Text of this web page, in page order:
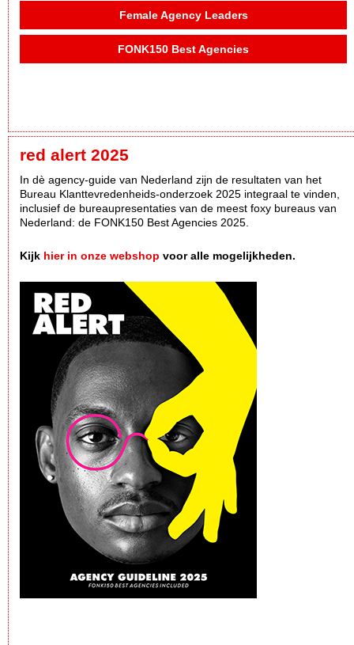
Female Agency Leaders
FONK150 Best Agencies
red alert 2025
In dè agency-guide van Nederland zijn de resultaten van het
Bureau Klanttevredenheids-onderzoek 2025 integraal te vinden,
inclusief de bureaupresentaties van de meest foxy bureaus van
Nederland: de FONK150 Best Agencies 2025.
Kijk hier in onze webshop voor alle mogelijkheden.